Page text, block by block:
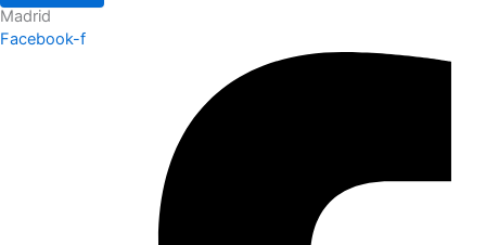
Madrid
Facebook-f